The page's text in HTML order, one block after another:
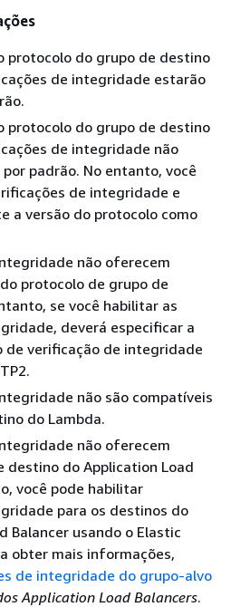
protocolo do grupo de destino
de integridade estarão
protocolo do grupo de destino
de integridade não
padrão. No entanto, você
de integridade e
a versão do protocolo como
não oferecem
protocolo de grupo de
se você habilitar as
deverá especificar a
de verificação de integridade
não são compatíveis
do Lambda.
não oferecem
destino do Application Load
você pode habilitar
para os destinos do
Balancer usando o Elastic
obter mais informações,
de integridade do grupo-alvo
Application Load Balancers.